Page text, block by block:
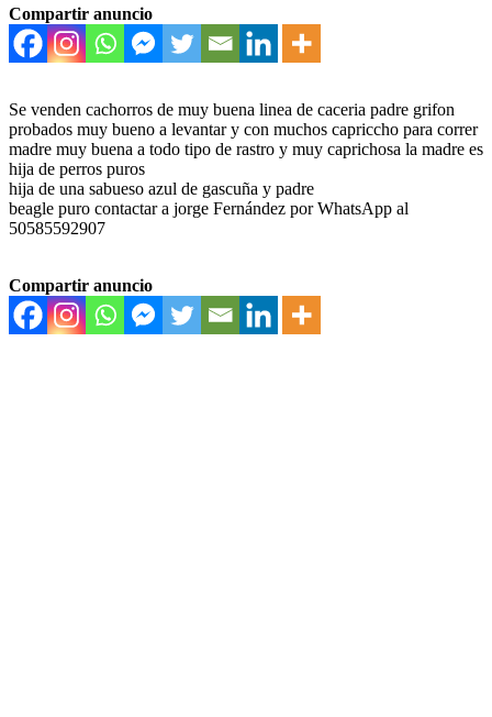
Compartir anuncio
Se venden cachorros de muy buena linea de caceria padre grifon
probados muy bueno a levantar y con muchos capriccho para correr
madre muy buena a todo tipo de rastro y muy caprichosa la madre es
hija de perros puros
hija de una sabueso azul de gascuña y padre
beagle puro contactar a jorge Fernández por WhatsApp al
50585592907
Compartir anuncio